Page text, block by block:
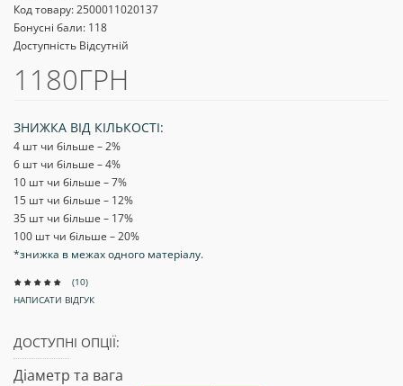
Код товару:2500011020137
Бонусні бали: 118
Доступність Відсутній
1180ГРН
ЗНИЖКА ВІД КІЛЬКОСТІ:
4 шт чи більше – 2%
6 шт чи більше – 4%
10 шт чи більше – 7%
15 шт чи більше – 12%
35 шт чи більше – 17%
100 шт чи більше – 20%
*знижка в межах одного матеріалу.
(10)
НАПИСАТИ ВІДГУК
ДОСТУПНІ ОПЦІЇ:
Діаметр та вага